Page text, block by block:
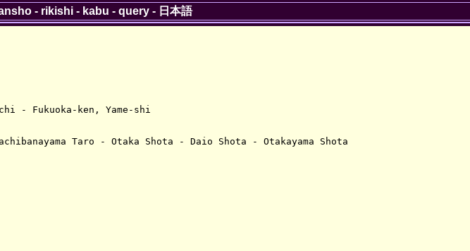
- Fukuoka-ken, Yame-shi
Taro - Otaka Shota - Daio Shota - Otakayama Shota
- rikishi- kabu - query- 日本語